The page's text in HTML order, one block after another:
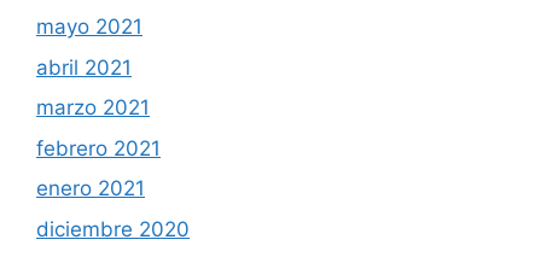
mayo 2021
abril 2021
marzo 2021
febrero 2021
enero 2021
diciembre 2020